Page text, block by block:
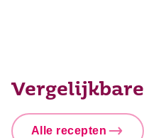
Alle recepten